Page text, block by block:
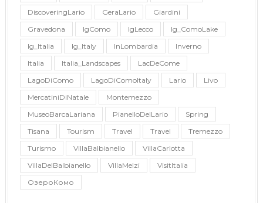
DiscoveringLario
GeraLario
Giardini
Gravedona
IgComo IgLecco
Ig_ComoLake
Ig_Italia
Ig_Italy InLombardia
Inverno
Italia
Italia_Landscapes
LacDeCome
LagoDiComo
LagoDiComoItaly Lario
Livo
MercatiniDiNatale
Montemezzo
MuseoBarcaLariana
PianelloDelLario
Spring
Tisana
Tourism Travel Travel
Tremezzo
Turismo
VillaBalbianello
VillaCarlotta
VillaDelBalbianello
VillaMelzi
VisitItalia
ОзероКомо